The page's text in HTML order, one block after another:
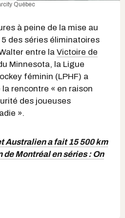
Québec
à peine de la mise au
5 des séries éliminatoires
entre la Victoire de
Minnesota, la Ligue
féminin (LPHF) a
rencontre « en raison
des joueuses
».
Australien a fait 15 500 km
de Montréal en séries : On